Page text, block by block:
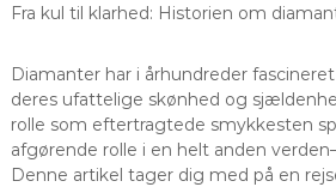
Fra kul til klarhed: Historien om
Diamanter har i århundreder
deres ufattelige skønhed og
rolle som eftertragtede smykkesten
afgørende rolle i en helt anden
Denne artikel tager dig med på en